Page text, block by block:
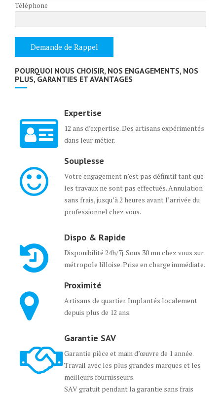
Téléphone
POURQUOI NOUS CHOISIR, NOS ENGAGEMENTS, NOS
PLUS, GARANTIES ET AVANTAGES
Expertise
12 ans d’expertise. Des artisans expérimentés
dans leur métier.
Souplesse
Votre engagement n’est pas définitif tant que
les travaux ne sont pas effectués. Annulation
sans frais, jusqu’à 2 heures avant l’arrivée du
professionnel chez vous.
Dispo & Rapide
Disponibilité 24h/7j. Sous 30 mn chez vous sur
métropole lilloise. Prise en charge immédiate.
Proximité
Artisans de quartier. Implantés localement
depuis plus de 12 ans.
Garantie SAV
Garantie pièce et main d’œuvre de 1 année.
Travail avec les plus grandes marques et les
meilleurs fournisseurs.
SAV gratuit pendant la garantie sans frais